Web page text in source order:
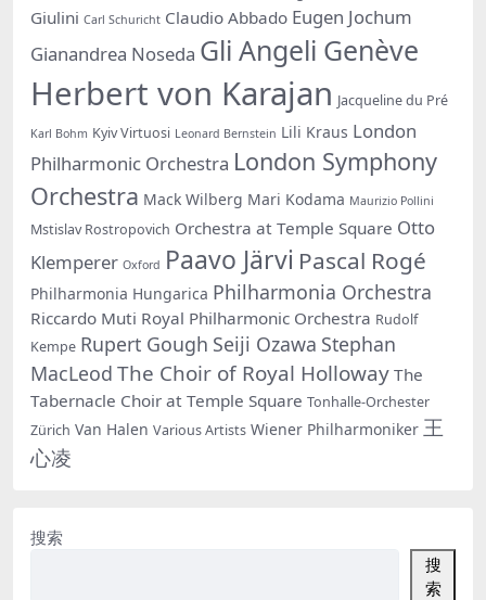
Giulini Carl Schuricht Claudio Abbado Eugen Jochum
Gianandrea Noseda Gli Angeli Genève
Herbert von Karajan Jacqueline du Pré
Karl Bohm Kyiv Virtuosi Leonard Bernstein Lili Kraus London
Philharmonic Orchestra London Symphony
Orchestra Mack Wilberg Mari Kodama Maurizio Pollini
Mstislav Rostropovich Orchestra at Temple Square Otto
Klemperer Oxford Paavo Järvi Pascal Rogé
Philharmonia Hungarica Philharmonia Orchestra
Riccardo Muti Royal Philharmonic Orchestra Rudolf
Kempe Rupert Gough Seiji Ozawa Stephan
MacLeod The Choir of Royal Holloway The
Tabernacle Choir at Temple Square Tonhalle-Orchester
Zürich Van Halen Various Artists Wiener Philharmoniker 王
心凌
搜索
搜
索